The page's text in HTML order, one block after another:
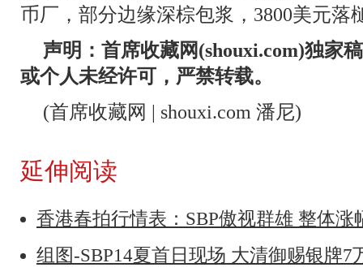
币厂，部分边缘深棕包浆，3800美元落
声明：首席收藏网(shouxi.com)独家
或个人未经许可，严禁转载。
(首席收藏网 | shouxi.com 潘尼)
延伸阅读
香港春拍行情表：SBP傲视群雄 整体
组图-SBP14夏首日现场 大清御赐银牌7